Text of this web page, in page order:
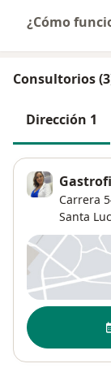
¿Cómo
Consultorios
Dirección 1
Carrera
Santa